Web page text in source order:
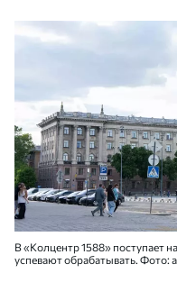
В «Колцентр 1588» поступает
успевают обрабатывать. Фото: